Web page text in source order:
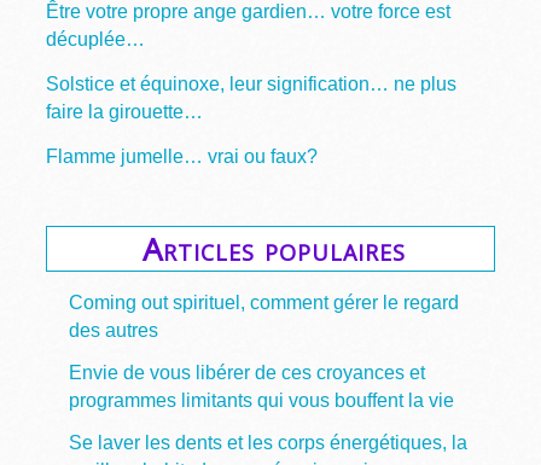
Être votre propre ange gardien… votre force est
décuplée…
Solstice et équinoxe, leur signification… ne plus
faire la girouette…
Flamme jumelle… vrai ou faux?
Articles populaires
Coming out spirituel, comment gérer le regard
des autres
Envie de vous libérer de ces croyances et
programmes limitants qui vous bouffent la vie
Se laver les dents et les corps énergétiques, la